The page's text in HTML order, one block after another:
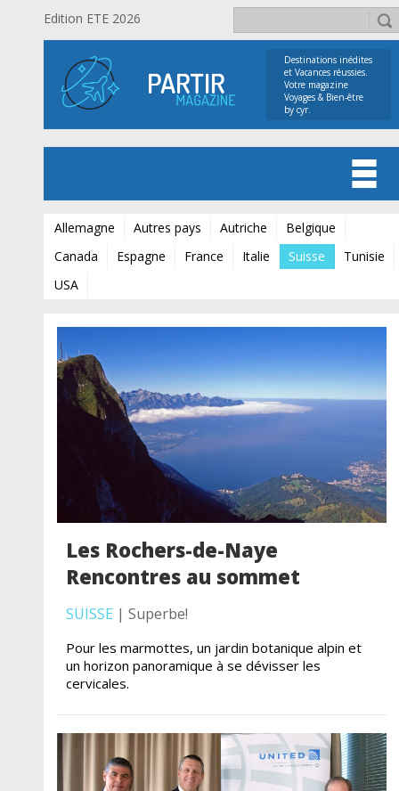
Edition ETE 2026
Destinations inédites
et Vacances réussies.
Votre magazine
Voyages & Bien-être
by cyr.
Allemagne Autres pays Autriche
Belgique
Canada
Espagne France Italie Suisse
Tunisie
USA
Les Rochers-de-Naye
Rencontres au sommet
SUISSE | Superbe!
Pour les marmottes, un jardin botanique alpin et
un horizon panoramique à se dévisser les
cervicales.